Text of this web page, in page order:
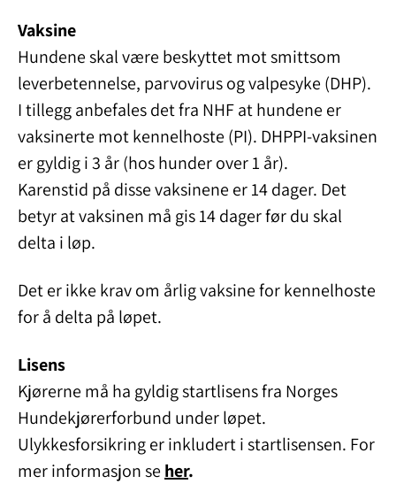
Vaksine
Hundene skal være beskyttet mot smittsom
leverbetennelse, parvovirus og valpesyke (DHP).
I tillegg anbefales det fra NHF at hundene er
vaksinerte mot kennelhoste (PI). DHPPI-vaksinen
er gyldig i 3 år (hos hunder over 1 år).
Karenstid på disse vaksinene er 14 dager. Det
betyr at vaksinen må gis 14 dager før du skal
delta i løp.
Det er ikke krav om årlig vaksine for kennelhoste
for å delta på løpet.
Lisens
Kjørerne må ha gyldig startlisens fra Norges
Hundekjørerforbund under løpet.
Ulykkesforsikring er inkludert i startlisensen. For
mer informasjon se her.